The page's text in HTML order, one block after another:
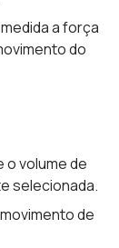
a força
do
o volume de
selecionada.
de